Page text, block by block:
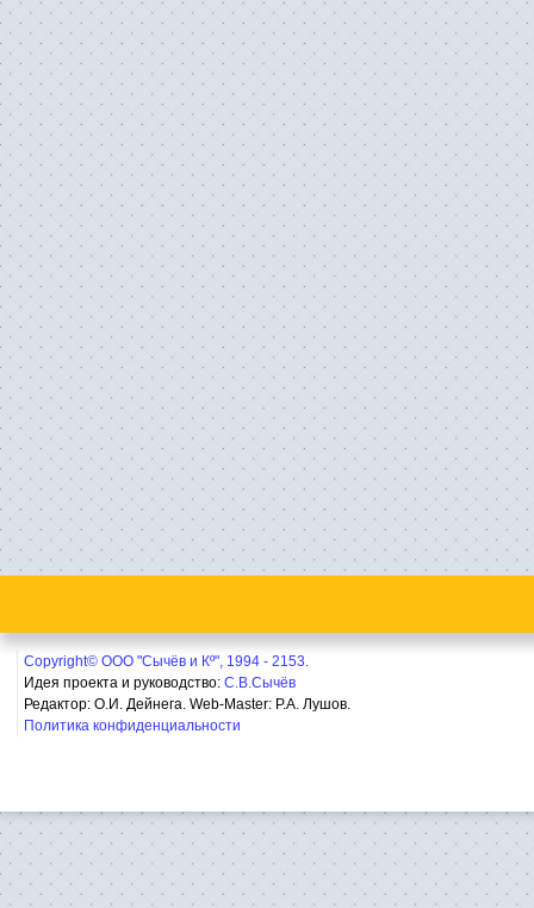
Copyright© ООО "Сычёв и Кº", 1994 - 2153.
Идея проекта и руководство: С.В.Сычёв
Редактор: О.И. Дейнега. Web-Master: Р.А. Лушов.
Политика конфиденциальности